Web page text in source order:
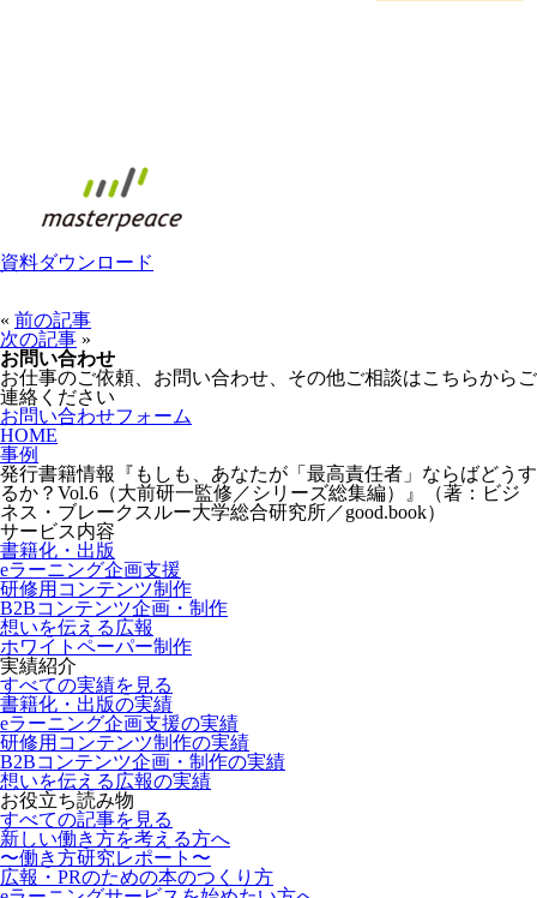
資料ダウンロード
« 前の記事
次の記事 »
お問い合わせ
お仕事のご依頼、お問い合わせ、その他ご相談はこちらからご
連絡ください
お問い合わせフォーム
HOME
事例
発行書籍情報『もしも、あなたが「最高責任者」ならばどうす
るか？Vol.6（大前研一監修／シリーズ総集編）』（著：ビジ
ネス・ブレークスルー大学総合研究所／good.book）
サービス内容
書籍化・出版
eラーニング企画支援
研修用コンテンツ制作
B2Bコンテンツ企画・制作
想いを伝える広報
ホワイトペーパー制作
実績紹介
すべての実績を見る
書籍化・出版の実績
eラーニング企画支援の実績
研修用コンテンツ制作の実績
B2Bコンテンツ企画・制作の実績
想いを伝える広報の実績
お役立ち読み物
すべての記事を見る
新しい働き方を考える方へ
〜働き方研究レポート〜
広報・PRのための本のつくり方